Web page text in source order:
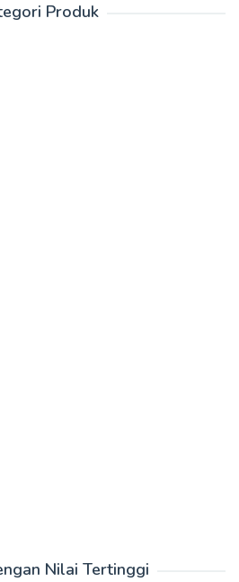
Produk
Nilai Tertinggi